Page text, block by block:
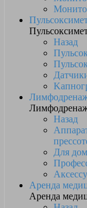
Назад
Назад
Для
Аренда
Аренда